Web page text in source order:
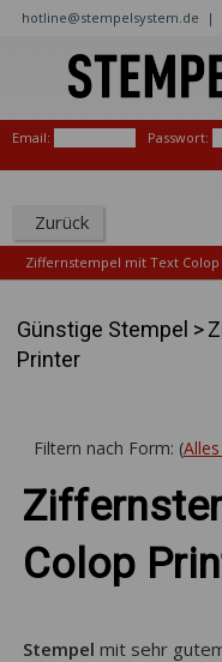
hotline@stempelsystem.de |
Email: Passwort:
Zurück
Ziffernstempel mit Text
Günstige Stempel >
Printer
Filtern nach Form: (
Colop
Stempel mit sehr